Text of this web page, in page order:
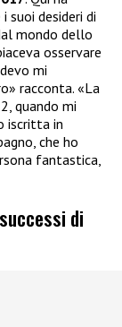
suoi desideri di
mondo dello
osservare
mi
racconta. «La
quando mi
iscritta in
che ho
fantastica,
di